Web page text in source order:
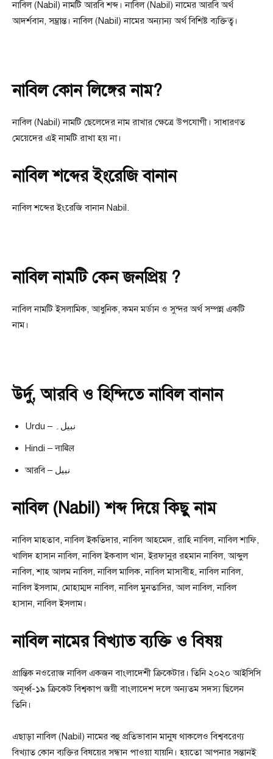
নাবিল (Nabil) নামটি আরবি শব্দ। নাবিল (Nabil) নামের আরবি অর্থ
আদর্শবান, সম্ভ্রান্ত। নাবিল (Nabil) নামের অন্যান্য অর্থ বিশিষ্ট ব্যক্তিত্ব।
নাবিল কোন লিঙ্গের নাম?
নাবিল (Nabil) নামটি ছেলেদের নাম রাখার ক্ষেত্রে উপযোগী। সাধারণত
মেয়েদের এই নামটি রাখা হয় না।
নাবিল শব্দের ইংরেজি বানান
নাবিল শব্দের ইংরেজি বানান Nabil.
নাবিল নামটি কেন জনপ্রিয় ?
নাবিল নামটি ইসলামিক, আধুনিক, কমন মর্ডান ও সুন্দর অর্থ সম্পন্ন একটি
নাম।
উর্দু, আরবি ও হিন্দিতে নাবিল বানান
Urdu – نبیل۔
Hindi – नाबिल
আরবি – نبيل
নাবিল (Nabil) শব্দ দিয়ে কিছু নাম
নাবিল মাহতাব, নাবিল ইকতিদার, নাবিল আহমেদ, রাহি নাবিল, নাবিল শাফি,
খালিদ হাসান নাবিল, নাবিল ইকবাল খান, ইরফানুর রহমান নাবিল, আব্দুল
নাবিল, শাহ আলম নাবিল, নাবিল মালিক, নাবিল মাসাবীহ, নাবিল নাবিল,
নাবিল ইসলাম, মোহাম্মদ নাবিল, নাবিল মুনতাসির, আল নাবিল, নাবিল
হাসান, নাবিল ইসলাম।
নাবিল নামের বিখ্যাত ব্যক্তি ও বিষয়
প্রান্তিক নওরোজ নাবিল একজন বাংলাদেশী ক্রিকেটার। তিনি ২০২০ আইসিসি
অনূর্ধ্ব-১৯ ক্রিকেট বিশ্বকাপ জয়ী বাংলাদেশ দলে অন্যতম সদস্য ছিলেন
তিনি।
এছাড়া নাবিল (Nabil) নামের বহু প্রতিভাবান মানুষ থাকলেও বিশ্ববরেণ্য
বিখ্যাত কোন ব্যক্তির বিষয়ের সন্ধান পাওয়া যায়নি। হয়তো আপনার সন্তানই